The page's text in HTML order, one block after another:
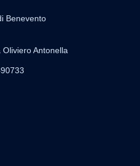
Benevento
Antonella